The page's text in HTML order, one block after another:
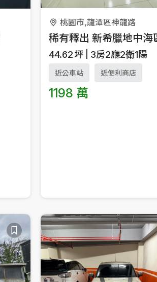
桃園市,龍潭區神龍路
44.62坪 3房2廳2衛1陽
近公車站 近便利商店
1198 萬